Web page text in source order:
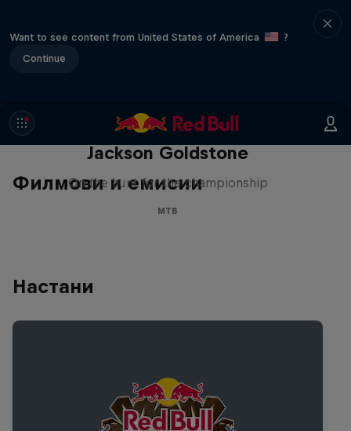
Want to see content from United States of America
?
Continue
Филмови и емисии
The Search for Milliseconds:
Jackson Goldstone
On the hunt for the championship
MTB
Настани